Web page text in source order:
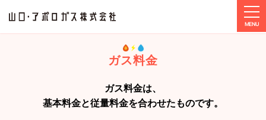
2025年5月ガス料金
ガス料金
ガス料金は、
基本料金と従量料金を合わせたものです。